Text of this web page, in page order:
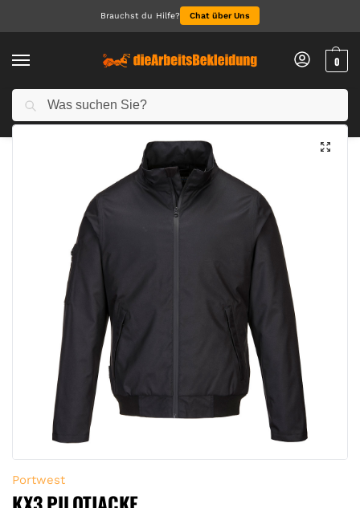
Brauchst du Hilfe? Chat über Uns
0
Start Alle Jacken / Jacken /
Portwest